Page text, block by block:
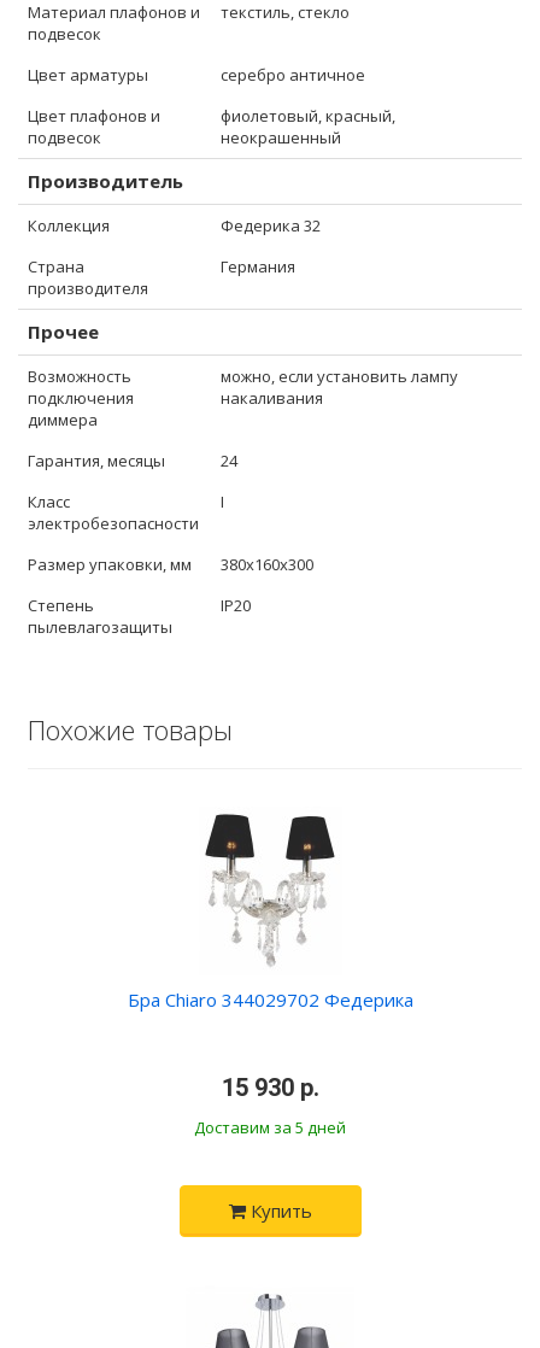
Материал плафонов и
подвесок
текстиль, стекло
Цвет арматуры
серебро античное
Цвет плафонов и
подвесок
фиолетовый, красный,
неокрашенный
Производитель
Коллекция
Федерика 32
Страна
производителя
Германия
Прочее
Возможность
подключения
диммера
можно, если установить лампу
накаливания
Гарантия, месяцы
24
Класс
электробезопасности
I
Размер упаковки, мм
380x160x300
Степень
пылевлагозащиты
IP20
Похожие товары
Бра Chiaro 344029702 Федерика
15 930 р.
Доставим за 5 дней
Купить